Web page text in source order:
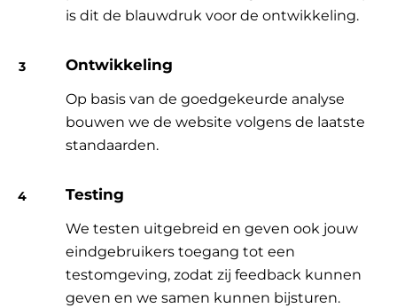
is dit de blauwdruk voor de ontwikkeling.
Ontwikkeling
Op basis van de goedgekeurde analyse
bouwen we de website volgens de laatste
standaarden.
Testing
We testen uitgebreid en geven ook jouw
eindgebruikers toegang tot een
testomgeving, zodat zij feedback kunnen
geven en we samen kunnen bijsturen.